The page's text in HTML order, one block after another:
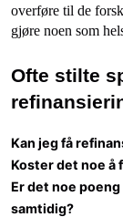
overføre til de
gjøre noen som
Ofte stilte
Kan jeg få
Koster det noe å
Er det noe
samtidig?